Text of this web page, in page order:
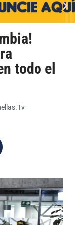
todo el